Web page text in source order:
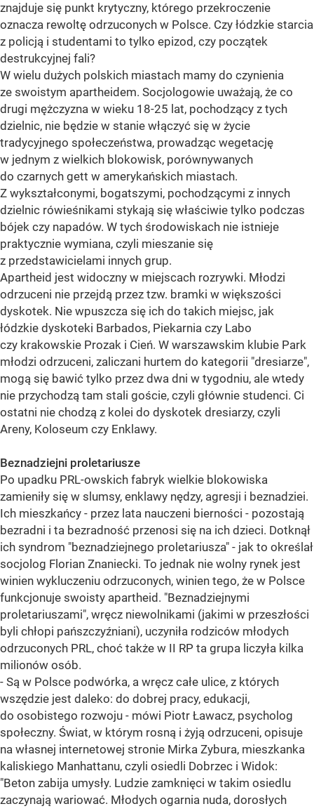
znajduje się punkt krytyczny, którego przekroczenie
oznacza rewoltę odrzuconych w Polsce. Czy łódzkie starcia
z policją i studentami to tylko epizod, czy początek
destrukcyjnej fali?
W wielu dużych polskich miastach mamy do czynienia
ze swoistym apartheidem. Socjologowie uważają, że co
drugi mężczyzna w wieku 18-25 lat, pochodzący z tych
dzielnic, nie będzie w stanie włączyć się w życie
tradycyjnego społeczeństwa, prowadząc wegetację
w jednym z wielkich blokowisk, porównywanych
do czarnych gett w amerykańskich miastach.
Z wykształconymi, bogatszymi, pochodzącymi z innych
dzielnic rówieśnikami stykają się właściwie tylko podczas
bójek czy napadów. W tych środowiskach nie istnieje
praktycznie wymiana, czyli mieszanie się
z przedstawicielami innych grup.
Apartheid jest widoczny w miejscach rozrywki. Młodzi
odrzuceni nie przejdą przez tzw. bramki w większości
dyskotek. Nie wpuszcza się ich do takich miejsc, jak
łódzkie dyskoteki Barbados, Piekarnia czy Labo
czy krakowskie Prozak i Cień. W warszawskim klubie Park
młodzi odrzuceni, zaliczani hurtem do kategorii "dresiarze",
mogą się bawić tylko przez dwa dni w tygodniu, ale wtedy
nie przychodzą tam stali goście, czyli głównie studenci. Ci
ostatni nie chodzą z kolei do dyskotek dresiarzy, czyli
Areny, Koloseum czy Enklawy.
Beznadziejni proletariusze
Po upadku PRL-owskich fabryk wielkie blokowiska
zamieniły się w slumsy, enklawy nędzy, agresji i beznadziei.
Ich mieszkańcy - przez lata nauczeni bierności - pozostają
bezradni i ta bezradność przenosi się na ich dzieci. Dotknął
ich syndrom "beznadziejnego proletariusza" - jak to określał
socjolog Florian Znaniecki. To jednak nie wolny rynek jest
winien wykluczeniu odrzuconych, winien tego, że w Polsce
funkcjonuje swoisty apartheid. "Beznadziejnymi
proletariuszami", wręcz niewolnikami (jakimi w przeszłości
byli chłopi pańszczyźniani), uczyniła rodziców młodych
odrzuconych PRL, choć także w II RP ta grupa liczyła kilka
milionów osób.
- Są w Polsce podwórka, a wręcz całe ulice, z których
wszędzie jest daleko: do dobrej pracy, edukacji,
do osobistego rozwoju - mówi Piotr Ławacz, psycholog
społeczny. Świat, w którym rosną i żyją odrzuceni, opisuje
na własnej internetowej stronie Mirka Zybura, mieszkanka
kaliskiego Manhattanu, czyli osiedli Dobrzec i Widok:
"Beton zabija umysły. Ludzie zamknięci w takim osiedlu
zaczynają wariować. Młodych ogarnia nuda, dorosłych